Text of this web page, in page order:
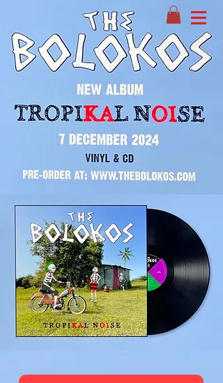
The Bolokos